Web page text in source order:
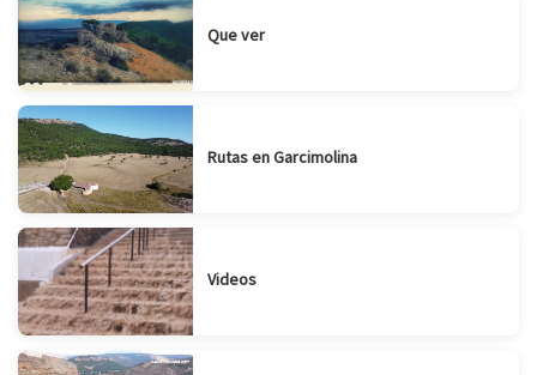
Que ver
Rutas en Garcimolina
Videos